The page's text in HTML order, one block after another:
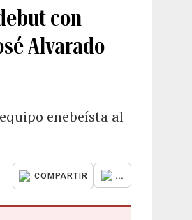
con
Alvarado
enebeísta al
COMPARTIR ...